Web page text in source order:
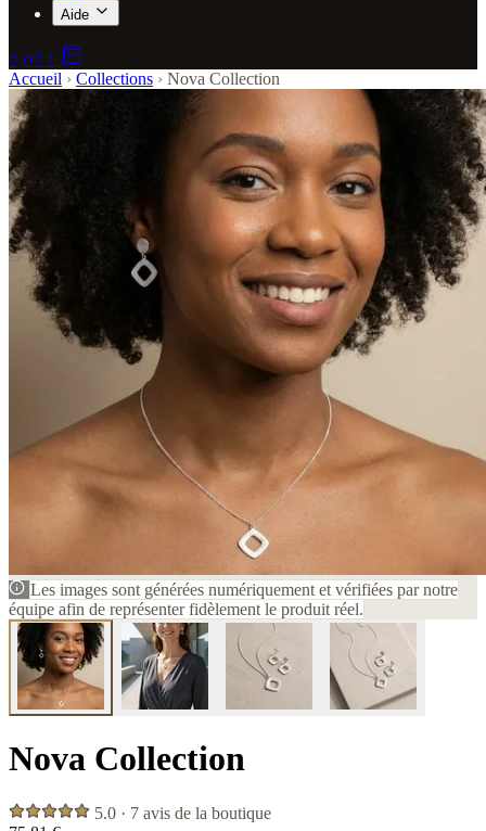
Aide
0,00 €
Accueil › Collections › Nova Collection
Les images sont générées numériquement et vérifiées par notre
équipe afin de représenter fidèlement le produit réel.
Nova Collection
5.0 · 7 avis de la boutique